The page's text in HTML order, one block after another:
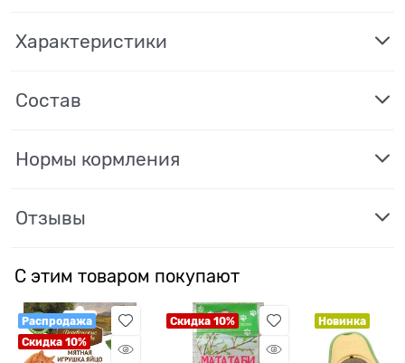
Характеристики
Состав
Нормы кормления
Отзывы
С этим товаром покупают
Распродажа
Скидка 10%
Скидка 10% Новинка